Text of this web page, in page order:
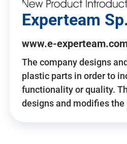
Experteam
www.e-
The company designs
plastic parts in order to
functionality or quality.
designs and modifies